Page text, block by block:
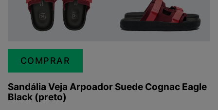
COMPRAR
Sandália Veja Arpoador Suede Cognac Eagle
Black (preto)